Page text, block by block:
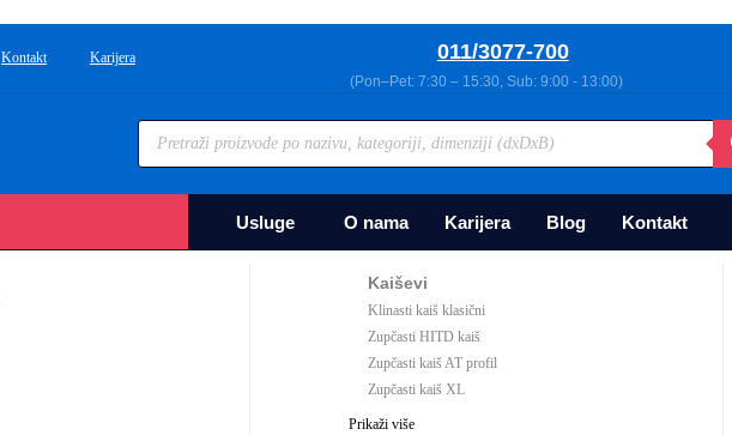
Kontakt Karijera 011/3077-700
(Pon–Pet: 7:30 – 15:30, Sub: 9:00 - 13:00)
Usluge O nama Karijera Blog Kontakt
Kaiševi
Klinasti kaiš klasični
Zupčasti HITD kaiš
Zupčasti kaiš AT profil
Zupčasti kaiš XL
Prikaži više